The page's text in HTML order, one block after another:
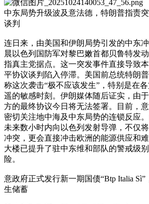
中东局势升级波及意法德，特朗普指责
谈判
连日来，由美国和伊朗局势引发的中东
晨以色列国防军对黎巴嫩首都贝鲁特发
指真主党据点。这一突发事件直接导致
平协议谈判陷入停滞。美国前总统特朗
称这次袭击“极不应该发生”，特别是在
遥的敏感时刻。伊朗媒体随后证实，由
方的最终协议今日将无法签署。目前，
密切关注地中海及中东局势的连锁反应
未来数小时内向以色列发射导弹，不仅
冲突，更会直接冲击欧洲的能源供应和
大楼已提升了驻中东维和部队的警戒级
险。
意政府正式发行新一期国债“Btp Italia
生储蓄